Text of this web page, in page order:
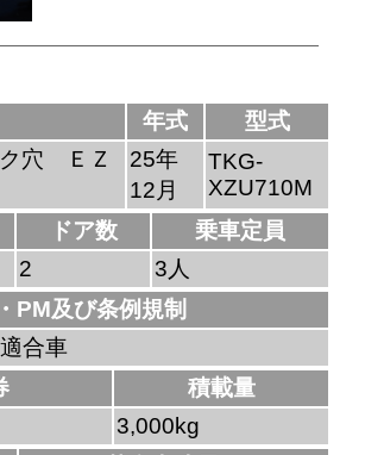
年式 型式
穴 ＥＺ
25年
12月
TKG-
XZU710M
ドア数
乗車定員
2
3人
PM及び条例規制
合車
積載量
3,000kg